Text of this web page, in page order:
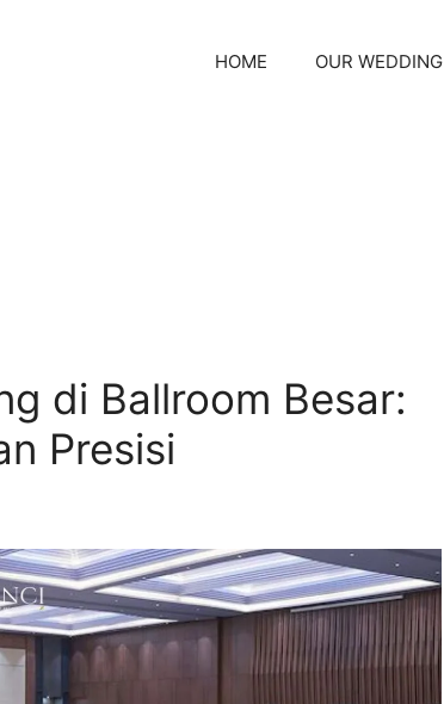
HOME OUR WEDDING
di Ballroom Besar:
Presisi